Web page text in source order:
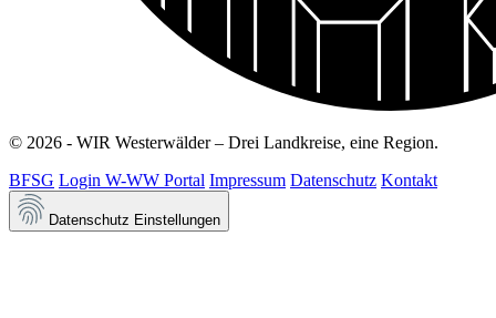
© 2026 - WIR Westerwälder – Drei Landkreise, eine Region.
BFSG Login W-WW Portal Impressum Datenschutz Kontakt
Datenschutz Einstellungen